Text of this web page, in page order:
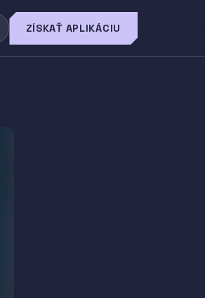
ZÍSKAŤ APLIKÁCIU